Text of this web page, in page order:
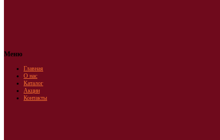
Меню
Главная
О нас
Каталог
Акции
Контакты